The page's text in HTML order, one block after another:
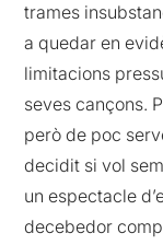
trames
a quedar en
limitacions
seves cançons.
però de poc
decidit si vol
un espectacle
decebedor